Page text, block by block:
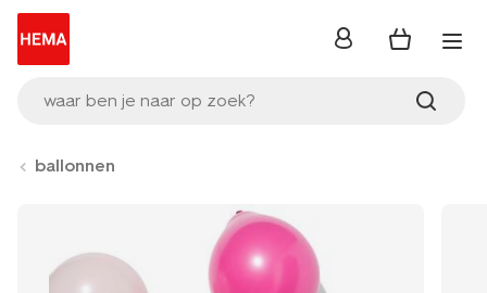
waar ben je naar op zoek?
inloggen
ballonnen